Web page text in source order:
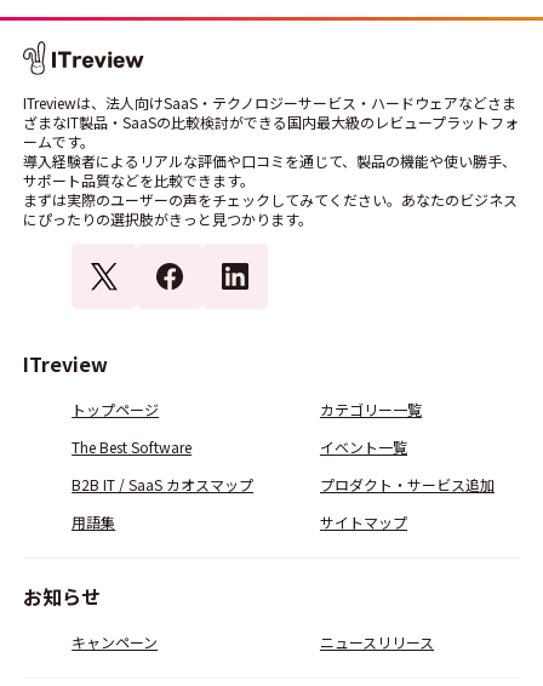
ITreviewは、法人向けSaaS・テクノロジーサービス・ハードウェアなどさま
ざまなIT製品・SaaSの比較検討ができる国内最大級のレビュープラットフォ
ームです。
導入経験者によるリアルな評価や口コミを通じて、製品の機能や使い勝手、
サポート品質などを比較できます。
まずは実際のユーザーの声をチェックしてみてください。あなたのビジネス
にぴったりの選択肢がきっと見つかります。
ITreview
トップページ
カテゴリー一覧
The Best Software
イベント一覧
B2B IT / SaaS カオスマップ
プロダクト・サービス追加
用語集
サイトマップ
お知らせ
キャンペーン ニュースリリース